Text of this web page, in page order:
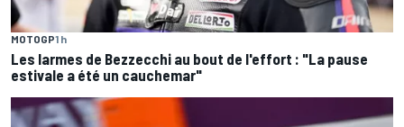
MOTOGP1 h
Les larmes de Bezzecchi au bout de l'effort : "La pause
estivale a été un cauchemar"